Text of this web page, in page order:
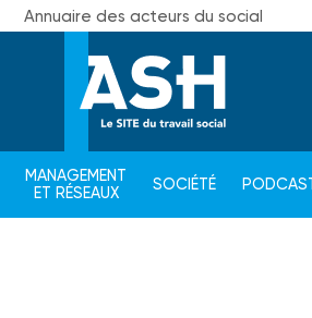
Annuaire des acteurs du social
MANAGEMENT
ET RÉSEAUX
SOCIÉTÉ